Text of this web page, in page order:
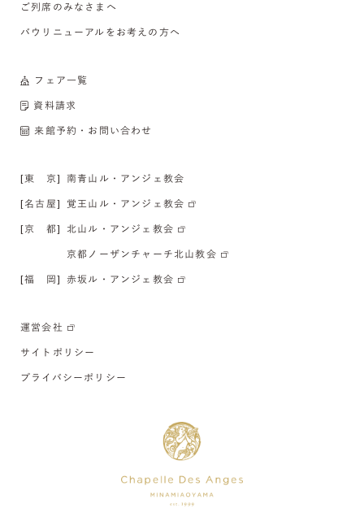
ご列席のみなさまへ
バウリニューアルをお考えの方へ
フェア一覧
資料請求
来館予約・お問い合わせ
[東 京] 南青山ル・アンジェ教会
[名古屋] 覚王山ル・アンジェ教会
[京 都] 北山ル・アンジェ教会
京都ノーザンチャーチ北山教会
[福 岡] 赤坂ル・アンジェ教会
運営会社
サイトポリシー
プライバシーポリシー